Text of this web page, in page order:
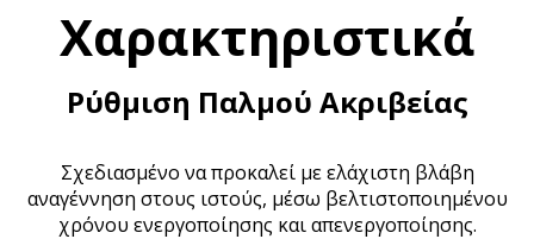
Χαρακτηριστικά
Ρύθμιση Παλμού Ακριβείας
Σχεδιασμένο να προκαλεί με ελάχιστη βλάβη
αναγέννηση στους ιστούς, μέσω βελτιστοποιημένου
χρόνου ενεργοποίησης και απενεργοποίησης.